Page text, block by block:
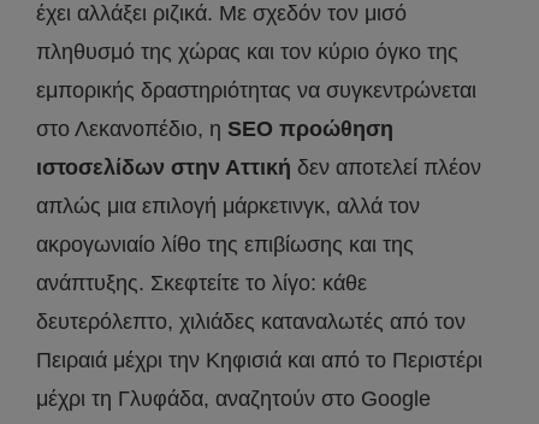
έχει αλλάξει ριζικά. Με σχεδόν τον μισό
πληθυσμό της χώρας και τον κύριο όγκο της
εμπορικής δραστηριότητας να συγκεντρώνεται
στο Λεκανοπέδιο, η SEO προώθηση
ιστοσελίδων στην Αττική δεν αποτελεί πλέον
απλώς μια επιλογή μάρκετινγκ, αλλά τον
ακρογωνιαίο λίθο της επιβίωσης και της
ανάπτυξης. Σκεφτείτε το λίγο: κάθε
δευτερόλεπτο, χιλιάδες καταναλωτές από τον
Πειραιά μέχρι την Κηφισιά και από το Περιστέρι
μέχρι τη Γλυφάδα, αναζητούν στο Google